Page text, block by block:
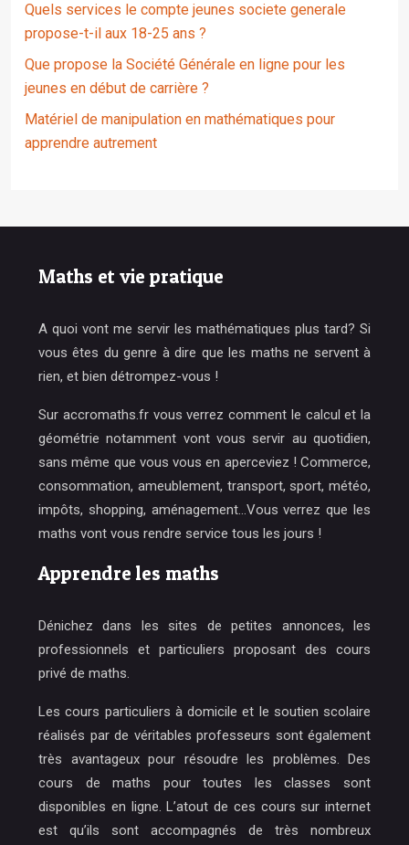
Quels services le compte jeunes societe generale
propose-t-il aux 18-25 ans ?
Que propose la Société Générale en ligne pour les
jeunes en début de carrière ?
Matériel de manipulation en mathématiques pour
apprendre autrement
Maths et vie pratique
A quoi vont me servir les mathématiques plus tard? Si
vous êtes du genre à dire que les maths ne servent à
rien, et bien détrompez-vous !
Sur accromaths.fr vous verrez comment le calcul et la
géométrie notamment vont vous servir au quotidien,
sans même que vous vous en aperceviez ! Commerce,
consommation, ameublement, transport, sport, météo,
impôts, shopping, aménagement…Vous verrez que les
maths vont vous rendre service tous les jours !
Apprendre les maths
Dénichez dans les sites de petites annonces, les
professionnels et particuliers proposant des cours
privé de maths.
Les cours particuliers à domicile et le soutien scolaire
réalisés par de véritables professeurs sont également
très avantageux pour résoudre les problèmes. Des
cours de maths pour toutes les classes sont
disponibles en ligne. L’atout de ces cours sur internet
est qu’ils sont accompagnés de très nombreux